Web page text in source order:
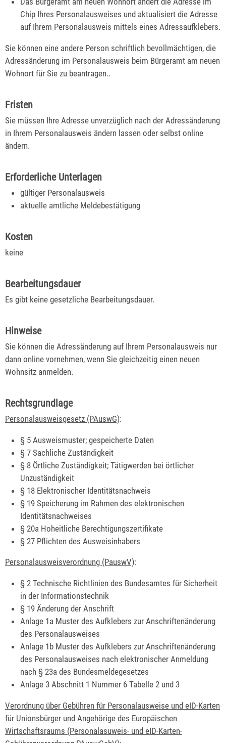
Chip Ihres Personalausweises und aktualisiert die Adresse
auf Ihrem Personalausweis mittels eines Adressaufklebers.
Sie können eine andere Person schriftlich bevollmächtigen, die
Adressänderung im Personalausweis beim Bürgeramt am neuen
Wohnort für Sie zu beantragen..
Fristen
Sie müssen Ihre Adresse unverzüglich nach der Adressänderung
in Ihrem Personalausweis ändern lassen oder selbst online
ändern.
Erforderliche Unterlagen
gültiger Personalausweis
aktuelle amtliche Meldebestätigung
Kosten
keine
Bearbeitungsdauer
Es gibt keine gesetzliche Bearbeitungsdauer.
Hinweise
Sie können die Adressänderung auf Ihrem Personalausweis nur
dann online vornehmen, wenn Sie gleichzeitig einen neuen
Wohnsitz anmelden.
Rechtsgrundlage
Personalausweisgesetz (PAuswG):
§ 5 Ausweismuster; gespeicherte Daten
§ 7 Sachliche Zuständigkeit
§ 8 Örtliche Zuständigkeit; Tätigwerden bei örtlicher
Unzuständigkeit
§ 18 Elektronischer Identitätsnachweis
§ 19 Speicherung im Rahmen des elektronischen
Identitätsnachweises
§ 20a Hoheitliche Berechtigungszertifikate
§ 27 Pflichten des Ausweisinhabers
Personalausweisverordnung (PauswV):
§ 2Technische Richtlinien des Bundesamtes für Sicherheit
in der Informationstechnik
§ 19 Änderung der Anschrift
Anlage 1a Muster des Aufklebers zur Anschriftenänderung
des Personalausweises
Anlage 1b Muster des Aufklebers zur Anschriftenänderung
des Personalausweises nach elektronischer Anmeldung
nach § 23a des Bundesmeldegesetzes
Anlage 3 Abschnitt 1 Nummer 6 Tabelle 2 und 3
Verordnung über Gebühren für Personalausweise und eID-Karten
für Unionsbürger und Angehörige des Europäischen
Wirtschaftsraums (Personalasuweis- und eID-Karten-